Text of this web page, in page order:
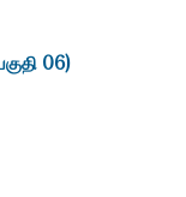
06)